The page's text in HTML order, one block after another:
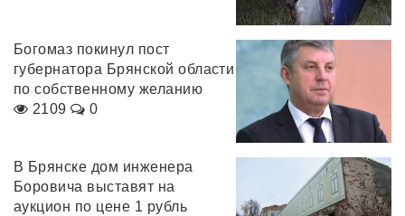
Богомаз покинул пост
губернатора Брянской области
по собственному желанию
2109
0
В Брянске дом инженера
Боровича выставят на
аукцион по цене 1 рубль